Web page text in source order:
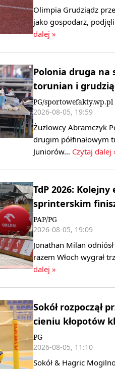
Olimpia Grudziądz
jako gospodarz,
dalej »
Polonia druga na
torunian i
PG/sportowefakty.wp.pl
2026-08-05, 19:59
Żużlowcy Abramczyk
drugim półfinałowym
Juniorów… Czytaj dalej
TdP 2026:
sprinterskim
PAP/PG
2026-08-05, 19:09
Jonathan Milan
razem Włoch wygrał
dalej »
Sokół rozpoczął
cieniu kłopotów
PG
2026-08-05, 11:10
Sokół & Hagric